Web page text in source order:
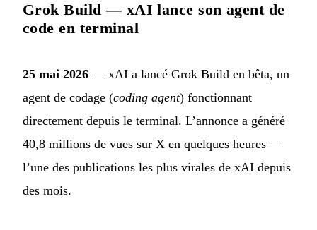
Grok Build — xAI lance son agent de
code en terminal
25 mai 2026 — xAI a lancé Grok Build en bêta, un
agent de codage (coding agent) fonctionnant
directement depuis le terminal. L’annonce a généré
40,8 millions de vues sur X en quelques heures —
l’une des publications les plus virales de xAI depuis
des mois.